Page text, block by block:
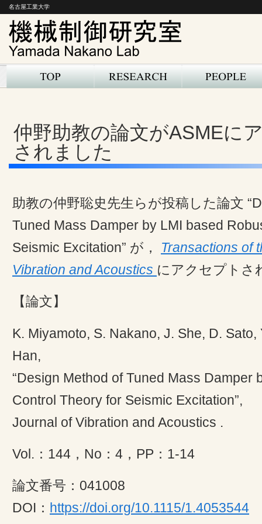
名古屋工業大学
仲野助教の論文がASMEに
されました
助教の仲野聡史先生らが投稿した論文
Tuned Mass Damper by LMI based
Seismic Excitation” が，
Transactions of
Vibration and Acoustics にアクセプトさ
【論文】
K. Miyamoto, S. Nakano, J. She, D. Sato,
Han,
“Design Method of Tuned Mass Damper
Control Theory for Seismic Excitation”,
Journal of Vibration and Acoustics .
Vol.：144，No：4，PP：1-14
論文番号：041008
DOI： https://doi.org/10.1115/1.4053544